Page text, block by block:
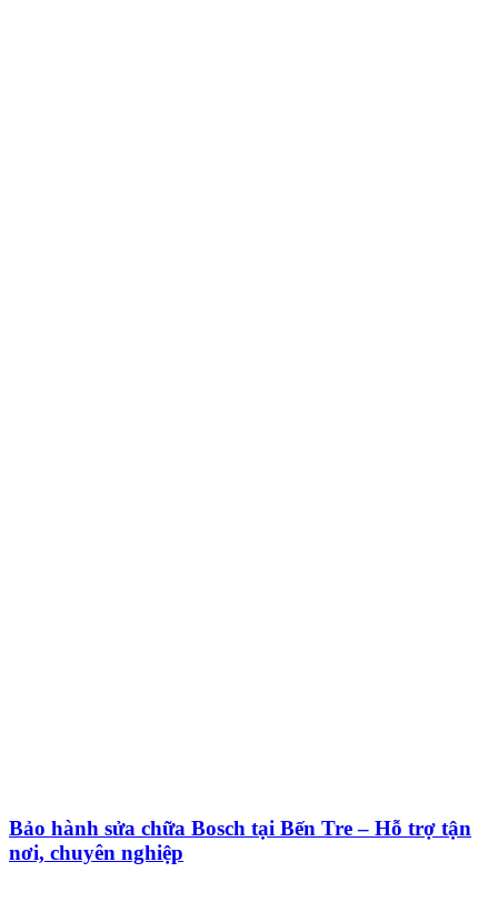
Bảo hành sửa chữa Bosch tại Bến Tre – Hỗ trợ tận
nơi, chuyên nghiệp